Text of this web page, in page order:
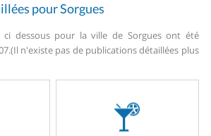
pour Sorgues
ci dessous pour la ville de Sorgues ont été
(Il n'existe pas de publications détaillées plus